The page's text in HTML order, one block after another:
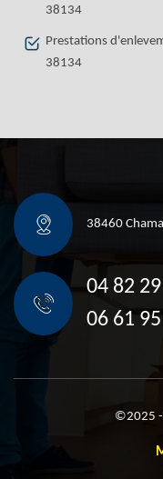
38134
Prestations
38134
38460
04 82
06 61
©2025 -